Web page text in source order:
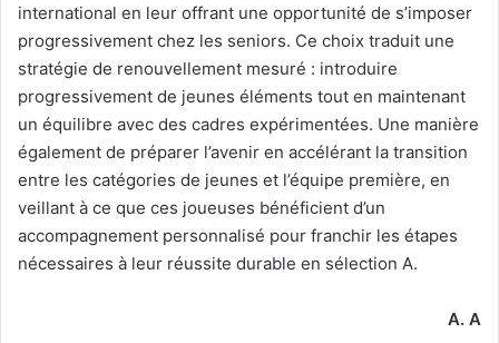
international en leur offrant une opportunité de s’imposer
progressivement chez les seniors. Ce choix traduit une
stratégie de renouvellement mesuré : introduire
progressivement de jeunes éléments tout en maintenant
un équilibre avec des cadres expérimentées. Une manière
également de préparer l’avenir en accélérant la transition
entre les catégories de jeunes et l’équipe première, en
veillant à ce que ces joueuses bénéficient d’un
accompagnement personnalisé pour franchir les étapes
nécessaires à leur réussite durable en sélection A.
A. A